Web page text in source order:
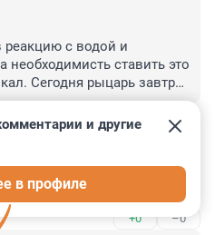
реакцию с водой и
необходимисть ставить это
Сегодня рыцарь завтра
все это захламляет и без
примите
этот мусор убрать!
–1
нужней всего !
+0 –0
и другие
в профиле